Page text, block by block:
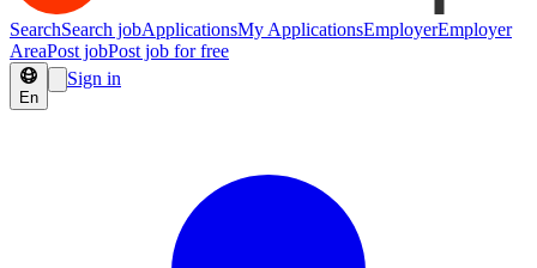
SearchSearch jobApplicationsMy ApplicationsEmployerEmployer
AreaPost jobPost job for free
En
Sign in